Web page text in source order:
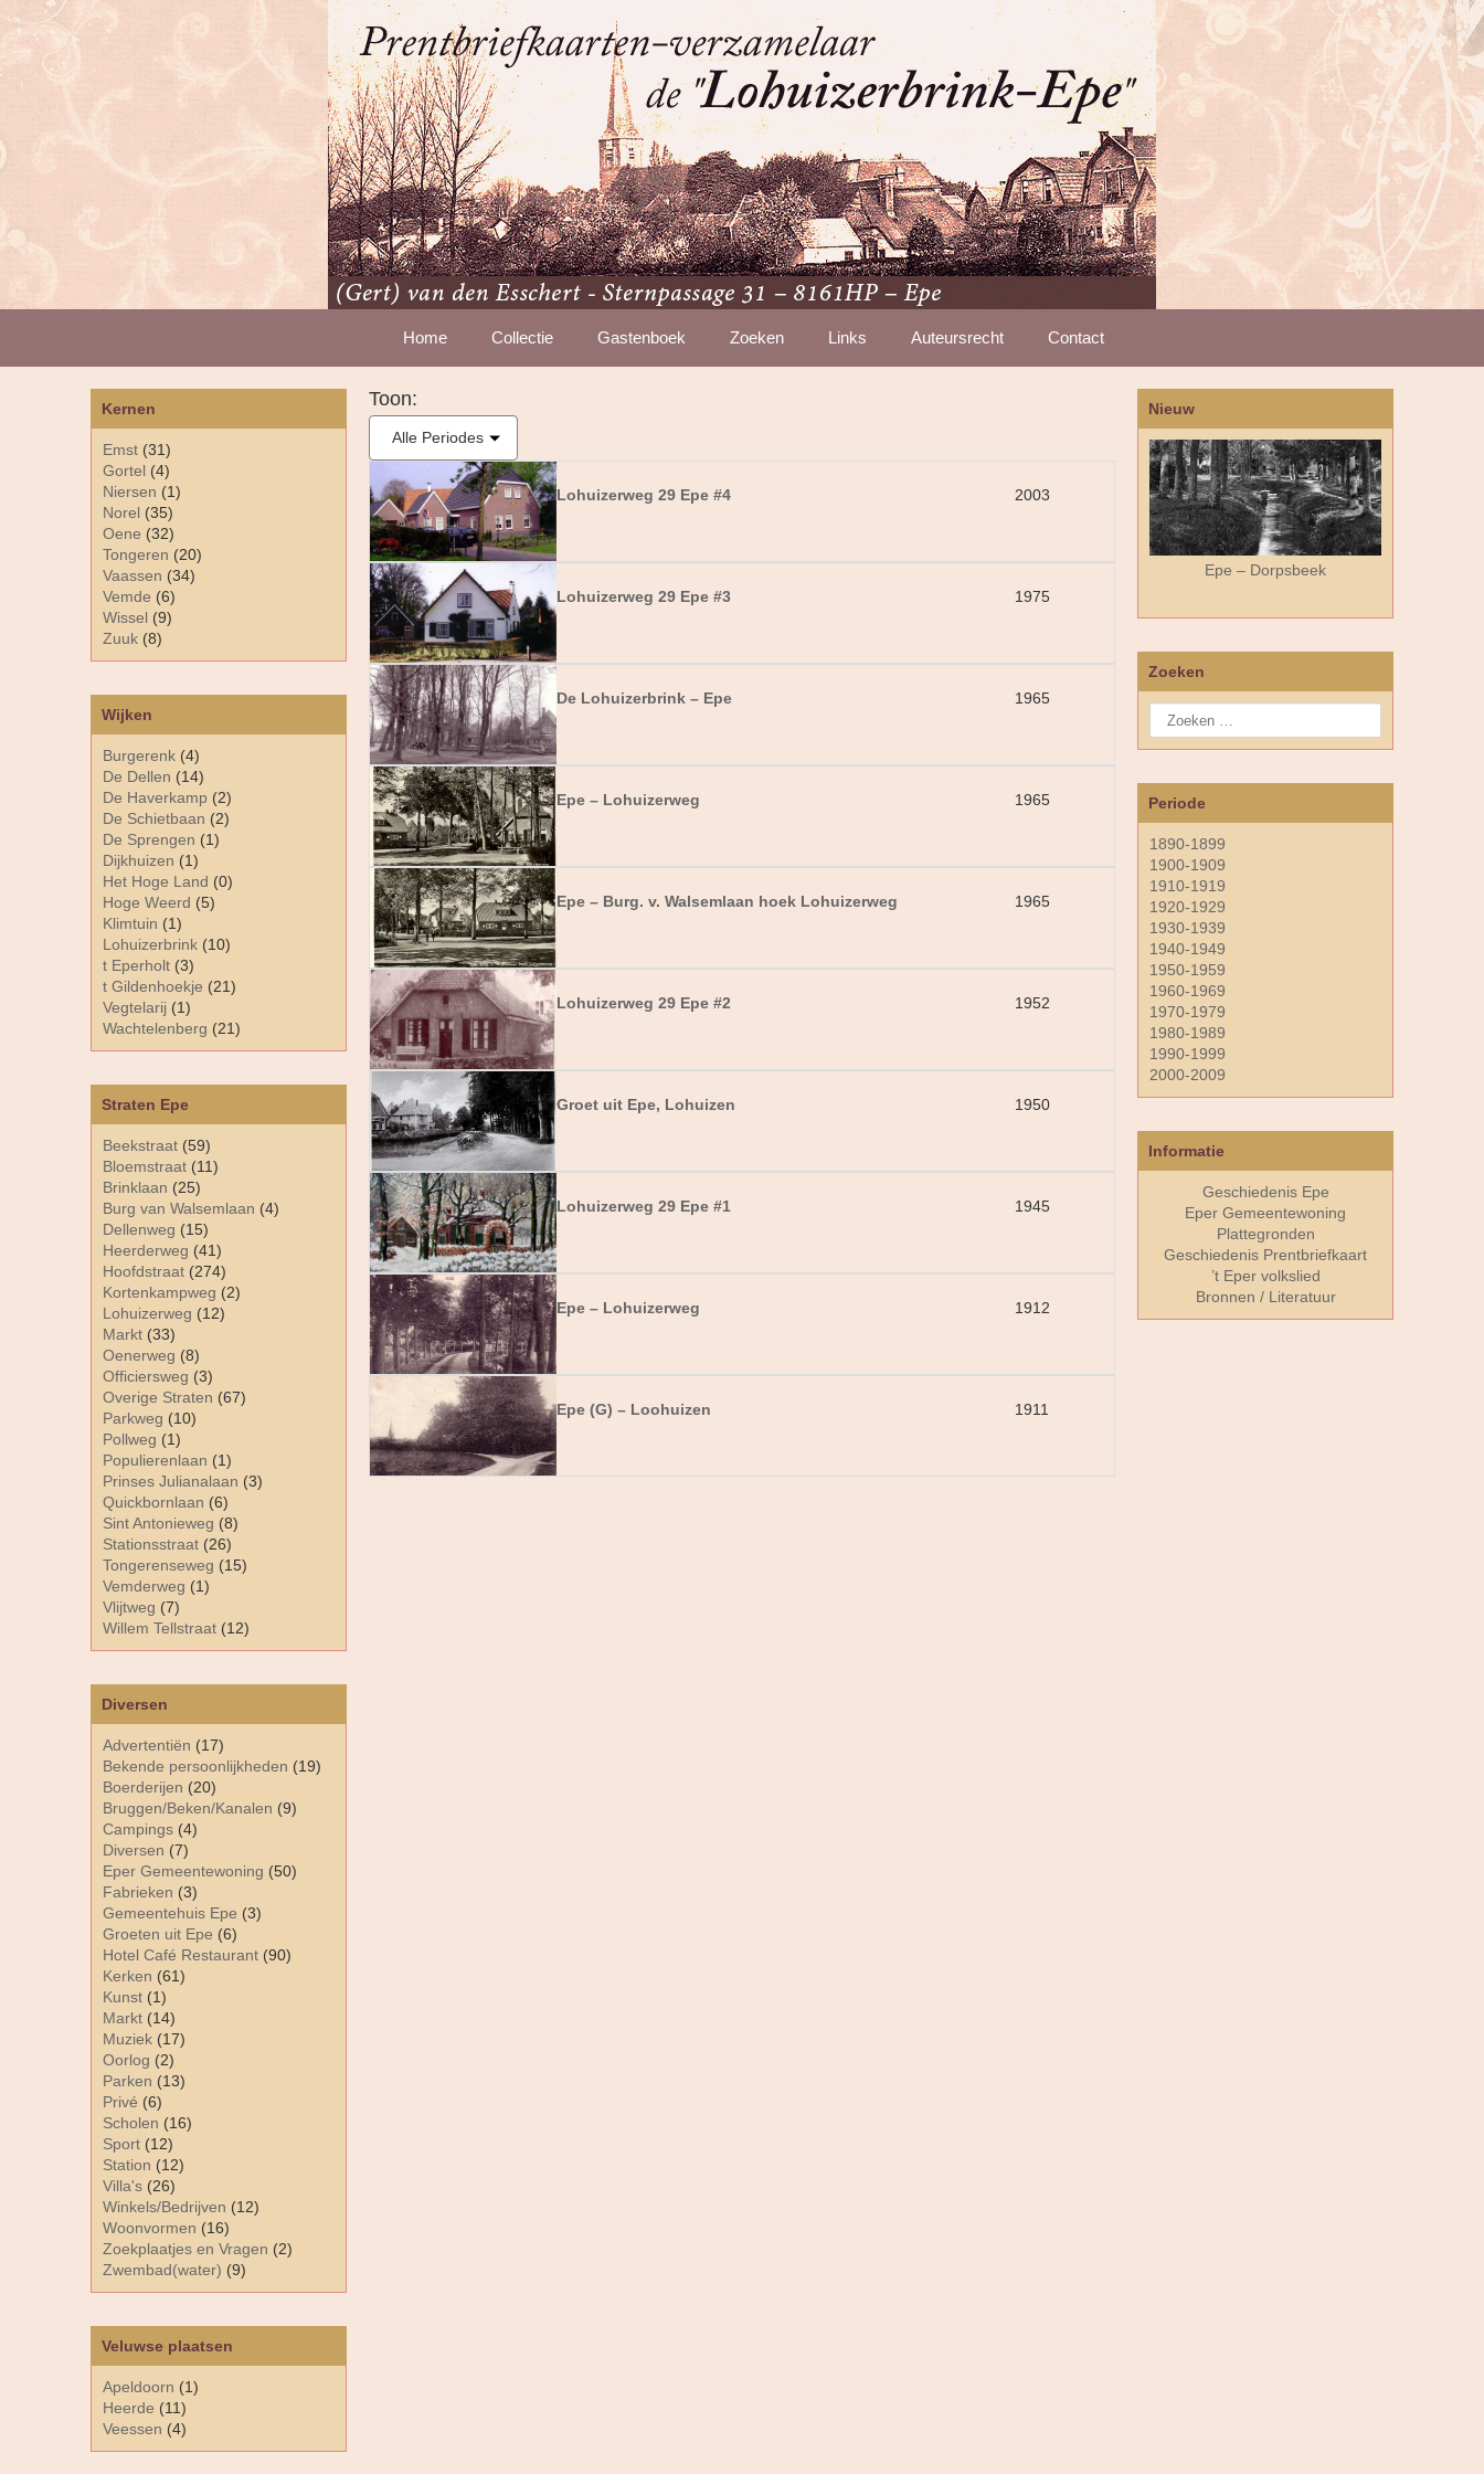
Home Collectie Gastenboek Zoeken Links Auteursrecht Contact
Diversen
Advertentiën (17)
Bekende persoonlijkheden (19)
Boerderijen (20)
Bruggen/Beken/Kanalen (9)
Campings (4)
Diversen (7)
Eper Gemeentewoning (50)
Fabrieken (3)
Gemeentehuis Epe (3)
Groeten uit Epe (6)
Hotel Café Restaurant (90)
Kerken (61)
Kunst (1)
Markt (14)
Muziek (17)
Oorlog (2)
Parken (13)
Privé (6)
Scholen (16)
Sport (12)
Station (12)
Villa's (26)
Winkels/Bedrijven (12)
Woonvormen (16)
Zoekplaatjes en Vragen (2)
Zwembad(water) (9)
Kernen
Emst (31)
Gortel (4)
Niersen (1)
Norel (35)
Oene (32)
Tongeren (20)
Vaassen (34)
Vemde (6)
Wissel (9)
Zuuk (8)
Straten Epe
Beekstraat (59)
Bloemstraat (11)
Brinklaan (25)
Burg van Walsemlaan (4)
Dellenweg (15)
Heerderweg (41)
Hoofdstraat (274)
Kortenkampweg (2)
Lohuizerweg (12)
Markt (33)
Oenerweg (8)
Officiersweg (3)
Overige Straten (67)
Parkweg (10)
Pollweg (1)
Populierenlaan (1)
Prinses Julianalaan (3)
Quickbornlaan (6)
Sint Antonieweg (8)
Stationsstraat (26)
Tongerenseweg (15)
Vemderweg (1)
Vlijtweg (7)
Willem Tellstraat (12)
Veluwse plaatsen
Apeldoorn (1)
Heerde (11)
Veessen (4)
Wijken
Burgerenk (4)
De Dellen (14)
De Haverkamp (2)
De Schietbaan (2)
De Sprengen (1)
Dijkhuizen (1)
Het Hoge Land (0)
Hoge Weerd (5)
Klimtuin (1)
Lohuizerbrink (10)
t Eperholt (3)
t Gildenhoekje (21)
Vegtelarij (1)
Wachtelenberg (21)
Toon:
Alle Periodes
Lohuizerweg 29 Epe #4 2003
Lohuizerweg 29 Epe #3 1975
De Lohuizerbrink – Epe 1965
Epe – Lohuizerweg 1965
Epe – Burg. v. Walsemlaan hoek Lohuizerweg 1965
Lohuizerweg 29 Epe #2 1952
Groet uit Epe, Lohuizen 1950
Lohuizerweg 29 Epe #1 1945
Epe – Lohuizerweg 1912
Epe (G) – Loohuizen 1911
Nieuw
Epe – Dorpsbeek
Zoeken
Periode
1890-1899
1900-1909
1910-1919
1920-1929
1930-1939
1940-1949
1950-1959
1960-1969
1970-1979
1980-1989
1990-1999
2000-2009
Informatie
Geschiedenis Epe
Eper Gemeentewoning
Plattegronden
Geschiedenis Prentbriefkaart
’t Eper volkslied
Bronnen / Literatuur